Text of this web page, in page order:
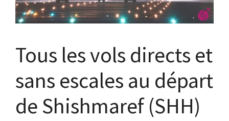
Tous les vols directs et
sans escales au départ
de Shishmaref (SHH)